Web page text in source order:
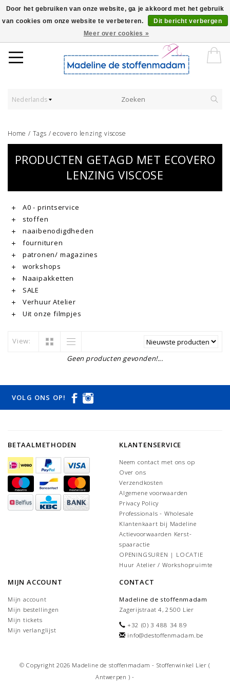
Worldwide Shipping - Onze stoffen worden verkocht per 10 cm.
Nederlands
Home / Tags /ecovero lenzing viscose
PRODUCTEN GETAGD MET ECOVERO
LENZING VISCOSE
A0 - printservice
stoffen
naaibenodigdheden
fournituren
patronen/ magazines
workshops
Naaipakketten
SALE
Verhuur Atelier
Uit onze filmpjes
View:
Geen producten gevonden!...
VOLG ONS OP!
BETAALMETHODEN KLANTENSERVICE
Neem contact met ons op
Over ons
Verzendkosten
Algemene voorwaarden
Privacy Policy
Professionals - Wholesale
Klantenkaart bij Madeline
Actievoorwaarden Kerst-
spaaractie
OPENINGSUREN | LOCATIE
Huur Atelier / Workshopruimte
MIJN ACCOUNT
Mijn account
Mijn bestellingen
Mijn tickets
Mijn verlanglijst
CONTACT
Madeline de stoffenmadam
Zagerijstraat 4, 2500 Lier
+32 (0) 3 488 34 89
info@destoffenmadam.be
© Copyright 2026 Madeline de stoffenmadam - Stoffenwinkel Lier (
Antwerpen ) -
Door het gebruiken van onze website, ga je akkoord met het gebruik
van cookies om onze website te verbeteren.
Dit bericht verbergen
Meer over cookies »